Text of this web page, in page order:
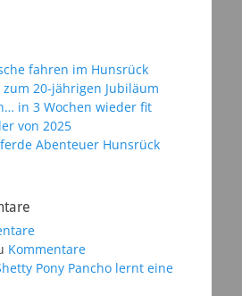
fahren im Hunsrück
20-jährigen Jubiläum
in 3 Wochen wieder fit
von 2025
Abenteuer Hunsrück
Kommentare
Pony Pancho lernt eine